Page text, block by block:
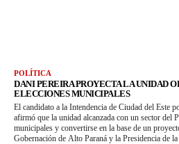
POLÍTICA
DANI PEREIRA PROYECTA LA UNIDAD
ELECCIONES MUNICIPALES
El candidato a la Intendencia de Ciudad del Este
afirmó que la unidad alcanzada con un sector del
municipales y convertirse en la base de un
Gobernación de Alto Paraná y la Presidencia de